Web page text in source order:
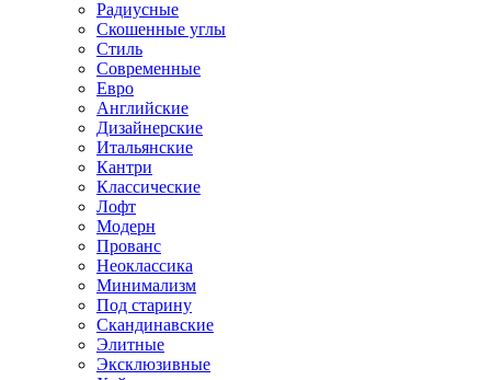
Радиусные
Скошенные углы
Стиль
Современные
Евро
Английские
Дизайнерские
Итальянские
Кантри
Классические
Лофт
Модерн
Прованс
Неоклассика
Минимализм
Под старину
Скандинавские
Элитные
Эксклюзивные